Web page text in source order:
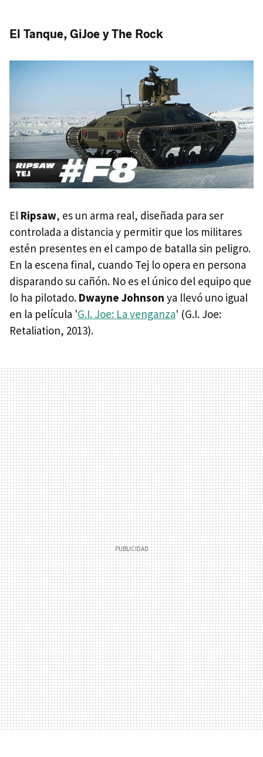
El Tanque, GiJoe y The Rock
El Ripsaw, es un arma real, diseñada para ser
controlada a distancia y permitir que los militares
estén presentes en el campo de batalla sin peligro.
En la escena final, cuando Tej lo opera en persona
disparando su cañón. No es el único del equipo que
lo ha pilotado. Dwayne Johnson ya llevó uno igual
en la película 'G.I. Joe: La venganza' (G.I. Joe:
Retaliation, 2013).